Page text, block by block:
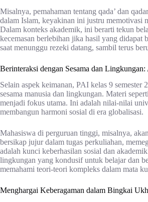
Misalnya, pemahaman tentang qada’ dan
dalam Islam, keyakinan ini justru memotivasi
Dalam konteks akademik, ini berarti tekun
kecemasan berlebihan jika hasil yang didapat
saat menunggu rezeki datang, sambil terus
Berinteraksi dengan Sesama dan
Selain aspek keimanan, PAI kelas 9 semester
sesama manusia dan lingkungan. Materi
menjadi fokus utama. Ini adalah nilai-nilai
membangun harmoni sosial di era globalisasi.
Mahasiswa di perguruan tinggi, misalnya,
bersikap jujur dalam tugas perkuliahan,
adalah kunci keberhasilan sosial dan
lingkungan yang kondusif untuk belajar dan
memahami teori-teori kompleks dalam mata
Menghargai Keberagaman dalam Bingkai